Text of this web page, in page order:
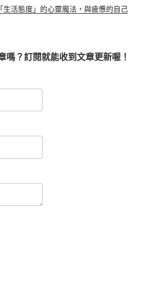
生活態度」的心靈魔法，與疲憊的自己
嗎？訂閱就能收到文章更新喔！